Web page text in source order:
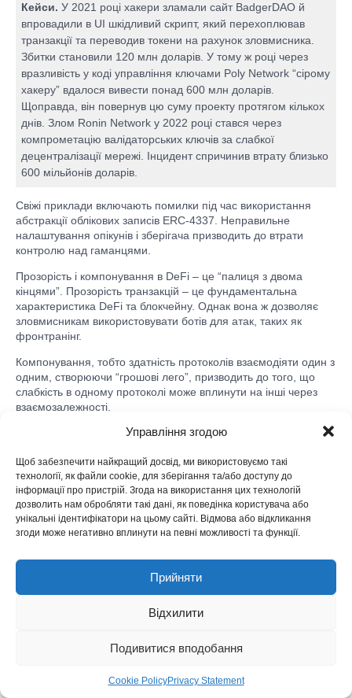
Управління згодою
Щоб забезпечити найкращий досвід, ми використовуємо такі
технології, як файли cookie, для зберігання та/або доступу до
інформації про пристрій. Згода на використання цих технологій
дозволить нам обробляти такі дані, як поведінка користувача або
унікальні ідентифікатори на цьому сайті. Відмова або відкликання
згоди може негативно вплинути на певні можливості та функції.
Прийняти
Відхилити
Подивитися вподобання
Cookie PolicyPrivacy Statement
Кейси. У 2021 році хакери зламали сайт BadgerDAO й
впровадили в UI шкідливий скрипт, який перехоплював
транзакції та переводив токени на рахунок зловмисника.
Збитки становили 120 млн доларів. У тому ж році через
вразливість у коді управління ключами Poly Network “сірому
хакеру” вдалося вивести понад 600 млн доларів.
Щоправда, він повернув цю суму проекту протягом кількох
днів. Злом Ronin Network у 2022 році стався через
компрометацію валідаторських ключів за слабкої
децентралізації мережі. Інцидент спричинив втрату близько
600 мільйонів доларів.
Свіжі приклади включають помилки під час використання
абстракції облікових записів ERC-4337. Неправильне
налаштування опікунів і зберігача призводить до втрати
контролю над гаманцями.
Прозорість і компонування в DeFi – це “палиця з двома
кінцями”. Прозорість транзакцій – це фундаментальна
характеристика DeFi та блокчейну. Однак вона ж дозволяє
зловмисникам використовувати ботів для атак, таких як
фронтранінг.
Компонування, тобто здатність протоколів взаємодіяти один з
одним, створюючи “грошові лего”, призводить до того, що
слабкість в одному протоколі може вплинути на інші через
взаємозалежності.
поєднання слабкості взаємозалежностей та експлойту
миттєвої позики. Боти для трикутного арбітражу Uniswap у
2022-2024 роках експлуатували цінові різниці в циклах
токенів для махінацій з арбітражем, які дестабілізували
ринки. У 2023 році MEV-бот “jaredfromsubway.eth”
сендвіч-атак.
Тобто самі принципи проектування, які роблять DeFi такою
потужною технологією, додають складні взаємопов’язані
ризики. Тягар управління ними перекладається із
Юридичні ризики DEX – окрема тема. Торкнемося її в